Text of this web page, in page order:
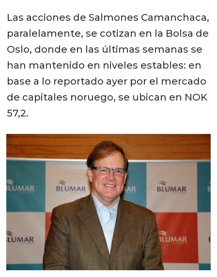
Las acciones de Salmones Camanchaca,
paralelamente, se cotizan en la Bolsa de
Oslo, donde en las últimas semanas se
han mantenido en niveles estables: en
base a lo reportado ayer por el mercado
de capitales noruego, se ubican en NOK
57,2.